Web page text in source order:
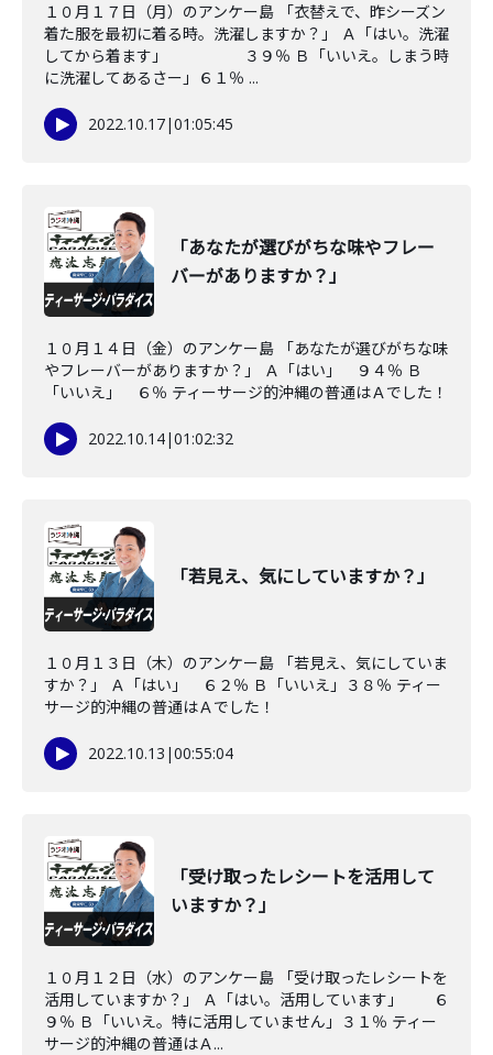
１０月１７日（月）のアンケー島 「衣替えで、昨シーズン
着た服を最初に着る時。洗濯しますか？」 Ａ「はい。洗濯
してから着ます」 ３９％ Ｂ「いいえ。しまう時
に洗濯してあるさー」６１％ ...
2022.10.17|01:05:45
「あなたが選びがちな味やフレー
バーがありますか？」
１０月１４日（金）のアンケー島 「あなたが選びがちな味
やフレーバーがありますか？」 Ａ「はい」 ９４％ Ｂ
「いいえ」 ６％ ティーサージ的沖縄の普通はＡでした！
2022.10.14|01:02:32
「若見え、気にしていますか？」
１０月１３日（木）のアンケー島 「若見え、気にしていま
すか？」 Ａ「はい」 ６２％ Ｂ「いいえ」３８％ ティー
サージ的沖縄の普通はＡでした！
2022.10.13 |00:55:04
「受け取ったレシートを活用して
いますか？」
１０月１２日（水）のアンケー島 「受け取ったレシートを
活用していますか？」 Ａ「はい。活用しています」 ６
９％ Ｂ「いいえ。特に活用していません」３１％ ティー
サージ的沖縄の普通はＡ...